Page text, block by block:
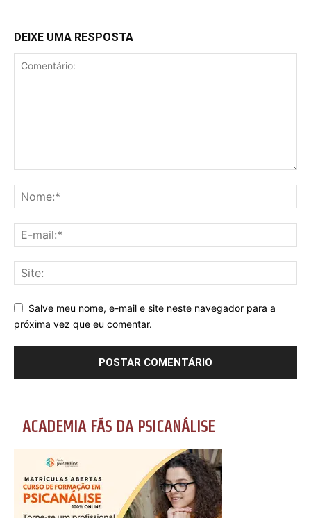
DEIXE UMA RESPOSTA
Salve meu nome, e-mail e site neste navegador para a
próxima vez que eu comentar.
ACADEMIA FÃS DA PSICANÁLISE